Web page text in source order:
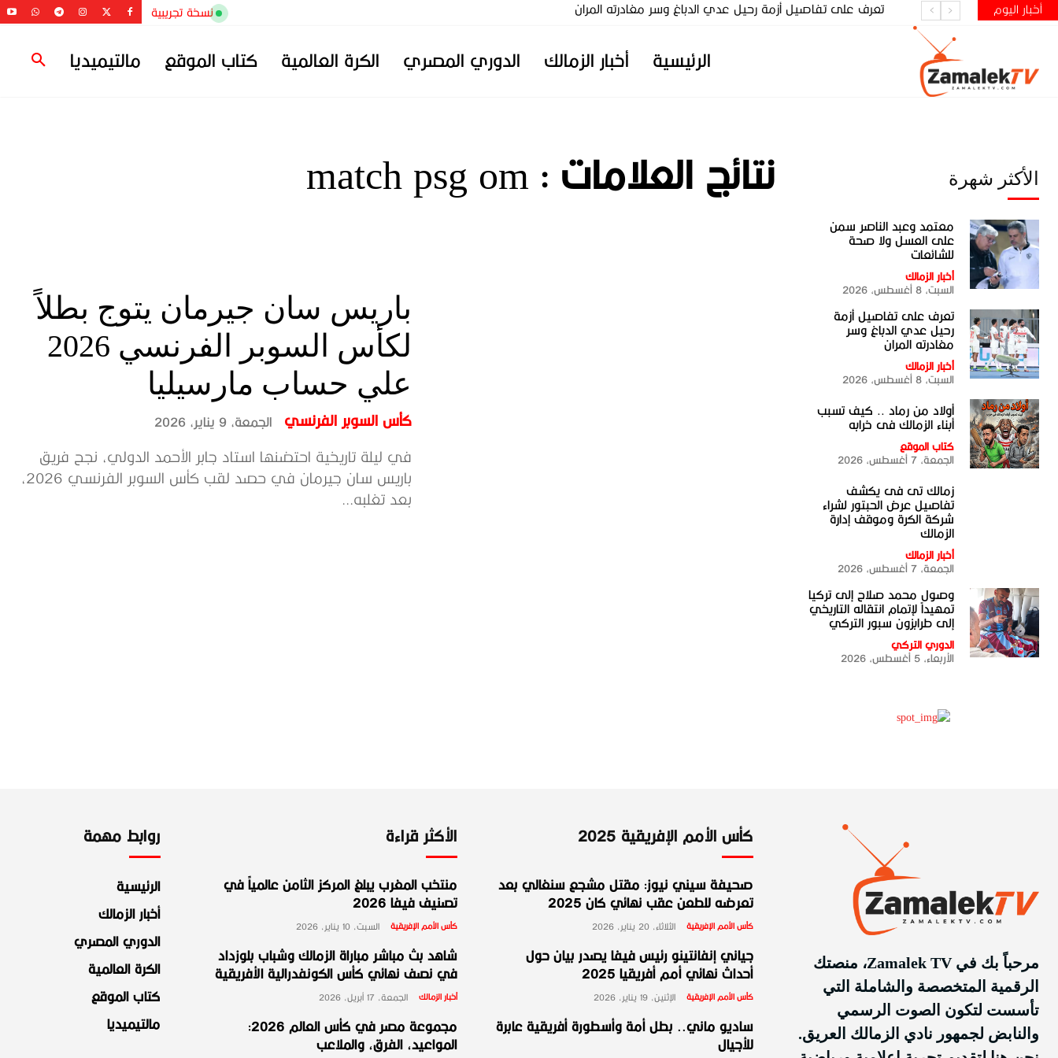
نسخة تجريبية أخبار اليوم تعرف على تفاصيل أزمة رحيل عدي الدباغ وسر مغادرته المران
الرئيسية أخبار الزمالك الدوري المصري الكرة العالمية كتاب الموقع مالتيميديا
نتائج العلامات : match psg om
باريس سان جيرمان يتوج بطلاً
لكأس السوبر الفرنسي 2026
علي حساب مارسيليا
كأس السوبر الفرنسي الجمعة، 9 يناير، 2026
في ليلة تاريخية احتضنها استاد جابر الأحمد الدولي، نجح فريق
باريس سان جيرمان في حصد لقب كأس السوبر الفرنسي 2026،
بعد تغلبه...
الأكثر شهرة
معتمد وعبد الناصر سمن
على العسل ولا صحة
للشائعات
أخبار الزمالك
السبت، 8 أغسطس، 2026
تعرف على تفاصيل أزمة
رحيل عدي الدباغ وسر
مغادرته المران
أخبار الزمالك
السبت، 8 أغسطس، 2026
أولاد من رماد .. كيف تسبب
أبناء الزمالك فى خرابه
كتاب الموقع
الجمعة، 7 أغسطس، 2026
زمالك تى فى يكشف
تفاصيل عرض الحبتور لشراء
شركة الكرة وموقف إدارة
الزمالك
أخبار الزمالك
الجمعة، 7 أغسطس، 2026
وصول محمد صلاح إلى تركيا
تمهيداً لإتمام انتقاله التاريخي
إلى طرابزون سبور التركي
الدوري التركي
الأربعاء، 5 أغسطس، 2026
روابط مهمة
الرئيسية
أخبار الزمالك
الدوري المصري
الكرة العالمية
كتاب الموقع
مالتيميديا
الأكثر قراءة
منتخب المغرب يبلغ المركز الثامن عالمياً في
تصنيف فيفا 2026
كأس الأمم الإفريقية السبت، 10 يناير، 2026
شاهد بث مباشر مباراة الزمالك وشباب بلوزداد
في نصف نهائي كأس الكونفدرالية الأفريقية
أخبار الزمالك الجمعة، 17 أبريل، 2026
مجموعة مصر في كأس العالم 2026:
المواعيد، الفرق، والملاعب
كأس الأمم الإفريقية 2025
صحيفة سيني نيوز: مقتل مشجع سنغالي بعد
تعرضه للطعن عقب نهائي كان 2025
كأس الأمم الإفريقية الثلاثاء، 20 يناير، 2026
جياني إنفانتينو رئيس فيفا يصدر بيان حول
أحداث نهائي أمم أفريقيا 2025
كأس الأمم الإفريقية الإثنين، 19 يناير، 2026
ساديو ماني.. بطل أمة وأسطورة أفريقية عابرة
للأجيال
مرحباً بك في Zamalek TV، منصتك
الرقمية المتخصصة والشاملة التي
تأسست لتكون الصوت الرسمي
والنابض لجمهور نادي الزمالك العريق.